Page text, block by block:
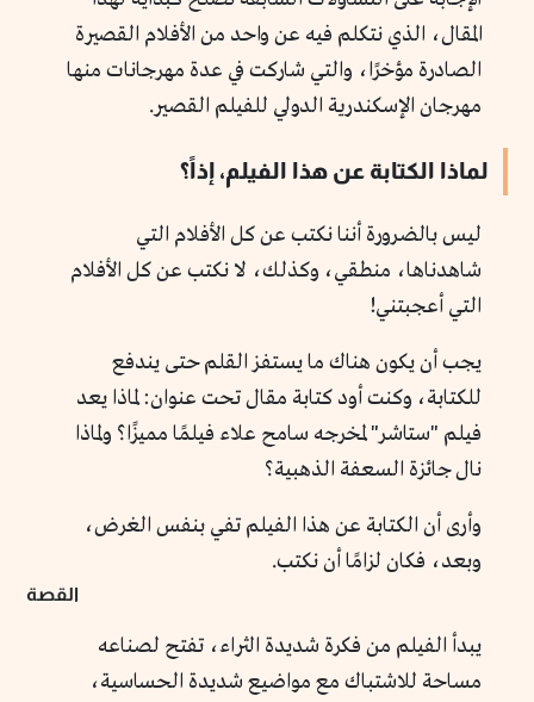
المقال، الذي نتكلم فيه عن واحد من الأفلام القصيرة
الصادرة مؤخرًا، والتي شاركت في عدة مهرجانات منها
مهرجان الإسكندرية الدولي للفيلم القصير.
لماذا الكتابة عن هذا الفيلم، إذاً؟
ليس بالضرورة أننا نكتب عن كل الأفلام التي
شاهدناها، منطقي، وكذلك، لا نكتب عن كل الأفلام
التي أعجبتني!
يجب أن يكون هناك ما يستفز القلم حتى يندفع
للكتابة، وكنت أود كتابة مقال تحت عنوان: لماذا يعد
فيلم "ستاشر" لمخرجه سامح علاء فيلمًا مميزًا؟ ولماذا
نال جائزة السعفة الذهبية؟
وأرى أن الكتابة عن هذا الفيلم تفي بنفس الغرض،
وبعد، فكان لزامًا أن نكتب.
القصة
يبدأ الفيلم من فكرة شديدة الثراء، تفتح لصناعه
مساحة للاشتباك مع مواضيع شديدة الحساسية،